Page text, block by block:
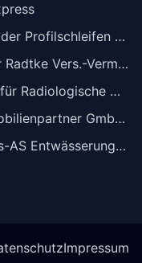
Reißfelder Profilschleifen GmbH
Werner Radtke Vers.-Verm. GmbH
Praxis für Radiologische Diagnostik
S Immobilienpartner GmbH | Immobilienmakler Köln
Abfluss-AS Entwässerungstechnik GmbH
Impressum